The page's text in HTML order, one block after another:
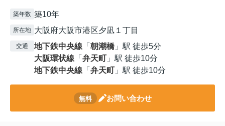
築年数 築10年
所在地 大阪府大阪市港区夕凪１丁目
交通 地下鉄中央線 「 朝潮橋」駅 徒歩5分
大阪環状線 「 弁天町 」駅 徒歩10分
地下鉄中央線 「 弁天町 」駅 徒歩10分
無料 お問い合わせ